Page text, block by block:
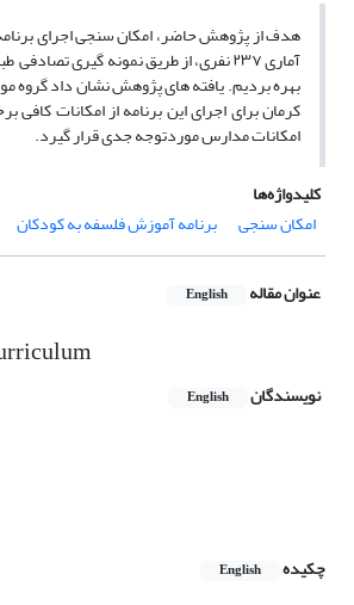
هدف از پژوهش حاضر، امکان سنجی اجرای
آماری ۲۳۷ نفری، از طریق نمونه گیری
بهره بردیم. یافته های پژوهش نشان داد گروه
کرمان برای اجرای این برنامه از امکانات
امکانات مدارس موردتوجه جدی قرار گیرد.
کلیدواژه‌ها
امکان سنجی
برنامه آموزش فلسفه به کودکان
عنوان مقاله English
نویسندگان English
چکیده
English